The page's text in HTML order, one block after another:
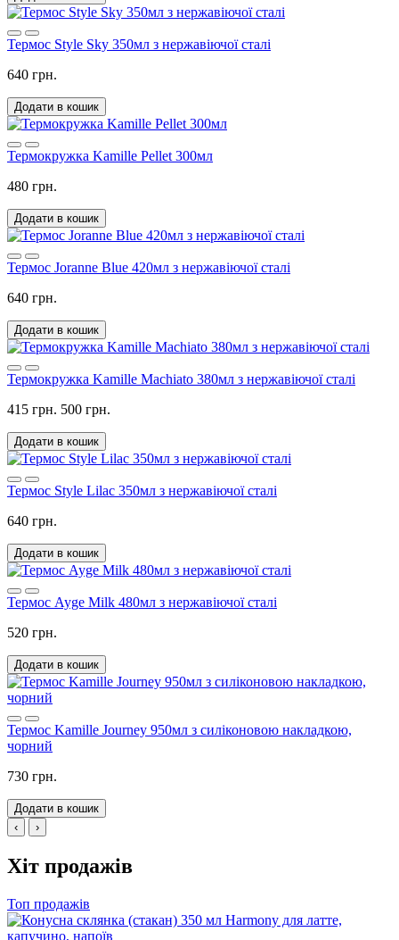
Термос Style Sky 350мл з нержавіючої сталі
640 грн.
Додати в кошик
Термокружка Kamille Pellet 300мл
480 грн.
Додати в кошик
Термос Joranne Blue 420мл з нержавіючої сталі
640 грн.
Додати в кошик
Термокружка Kamille Machiato 380мл з нержавіючої сталі
415 грн. 500 грн.
Додати в кошик
Термос Style Lilac 350мл з нержавіючої сталі
640 грн.
Додати в кошик
Термос Ayge Milk 480мл з нержавіючої сталі
520 грн.
Додати в кошик
Термос Kamille Journey 950мл з силіконовою накладкою,
чорний
730 грн.
Додати в кошик
‹
›
Хіт продажів
Топ продажів